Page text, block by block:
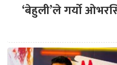
‘बेहुली’ले गर्यो